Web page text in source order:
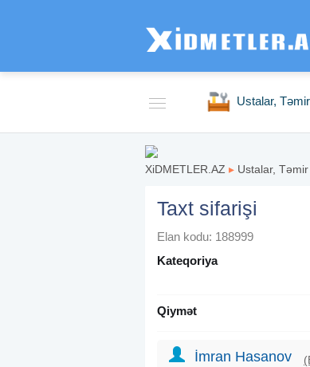
Ustalar,
XiDMETLER.AZ ▸ Ustalar,
Taxt sifarişi
Elan kodu: 188999
Kateqoriya
Qiymət
İmran Hasanov